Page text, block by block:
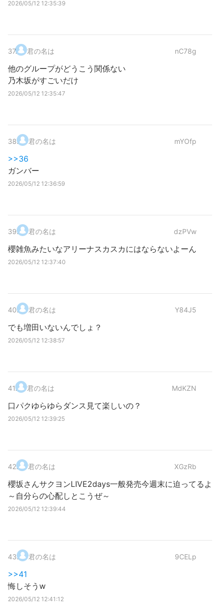
2026/05/12 12:35:39
37. 君の名は nC78g
他のグループがどうこう関係ない
乃木坂がすごいだけ
2026/05/12 12:35:47
38. 君の名は mYOfp
>>36
ガンバー
2026/05/12 12:36:59
39. 君の名は dzPVw
櫻雑魚みたいなアリーナスカスカにはならないよーん
2026/05/12 12:37:40
40. 君の名は Y84J5
でも増田いないんでしょ？
2026/05/12 12:38:57
41. 君の名は MdKZN
口パクゆらゆらダンス見て楽しいの？
2026/05/12 12:39:25
42. 君の名は XGzRb
櫻坂さんサクヨンLIVE2days一般発売今週末に迫ってるよ
～自分らの心配しとこうぜ～
2026/05/12 12:39:44
43. 君の名は 9CELp
>>41
悔しそうw
2026/05/12 12:41:12